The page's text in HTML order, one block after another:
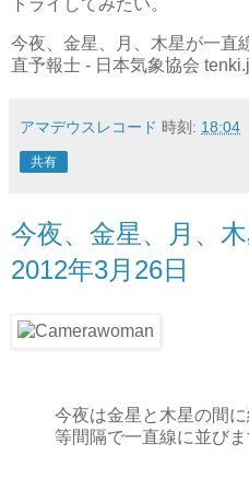
トライしてみたい。
今夜、金星、月、木星が一直
直予報士 - 日本気象協会
アマデウスレコード 時刻: 18:04
共有
今夜、金星、月、
2012年3月26日
今夜は金星と木星の間
等間隔で一直線に並びま